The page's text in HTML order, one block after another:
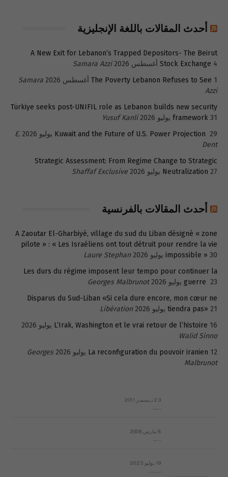
أحدث المقالات باللغة الإنجليزية
A New Exit for Lebanon’s Trapped Depositors- The Beirut
Stock Exchange 4 أغسطس 2026
Samara Azzi
The Poverty Lebanon Refuses to See 1 أغسطس 2026
Samara
Azzi
Türkiye seeks post-UNIFIL role as Lebanon builds new security
framework 31 يوليو 2026
Yusuf Kanli
Kuwait and the Future of U.S. Power Projection 29 يوليو 2026
E.
Dent
Strategic Assessment: From Regime Change to Strategic
Neutralization 27 يوليو 2026 Shaffaf Exclusive
أحدث المقالات بالفرنسية
A Zaoutar El-Gharbiyé, village du sud du Liban désigné « zone
pilote » : « Les Israéliens ont tout détruit pour rendre la vie
impossible » 30 يوليو 2026
Laure Stephan
Les durs du régime imposent leur tempo pour continuer la
guerre 23 يوليو 2026
Georges Malbrunot
Disparus du Sud-Liban «Si cela dure encore, mon cœur ne
tiendra pas» 21 يوليو 2026
Libération
L’Irak, Washington et le vrai retour de l’histoire 16 يوليو 2026
Walid Sinno
La reconfiguration du pouvoir iranien 12 يوليو 2026
Georges
Malbrunot
23 ديسمبر 2011
8 مارس 2008
19 يوليو 2023